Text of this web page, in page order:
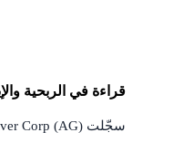
قراءة في الربحية